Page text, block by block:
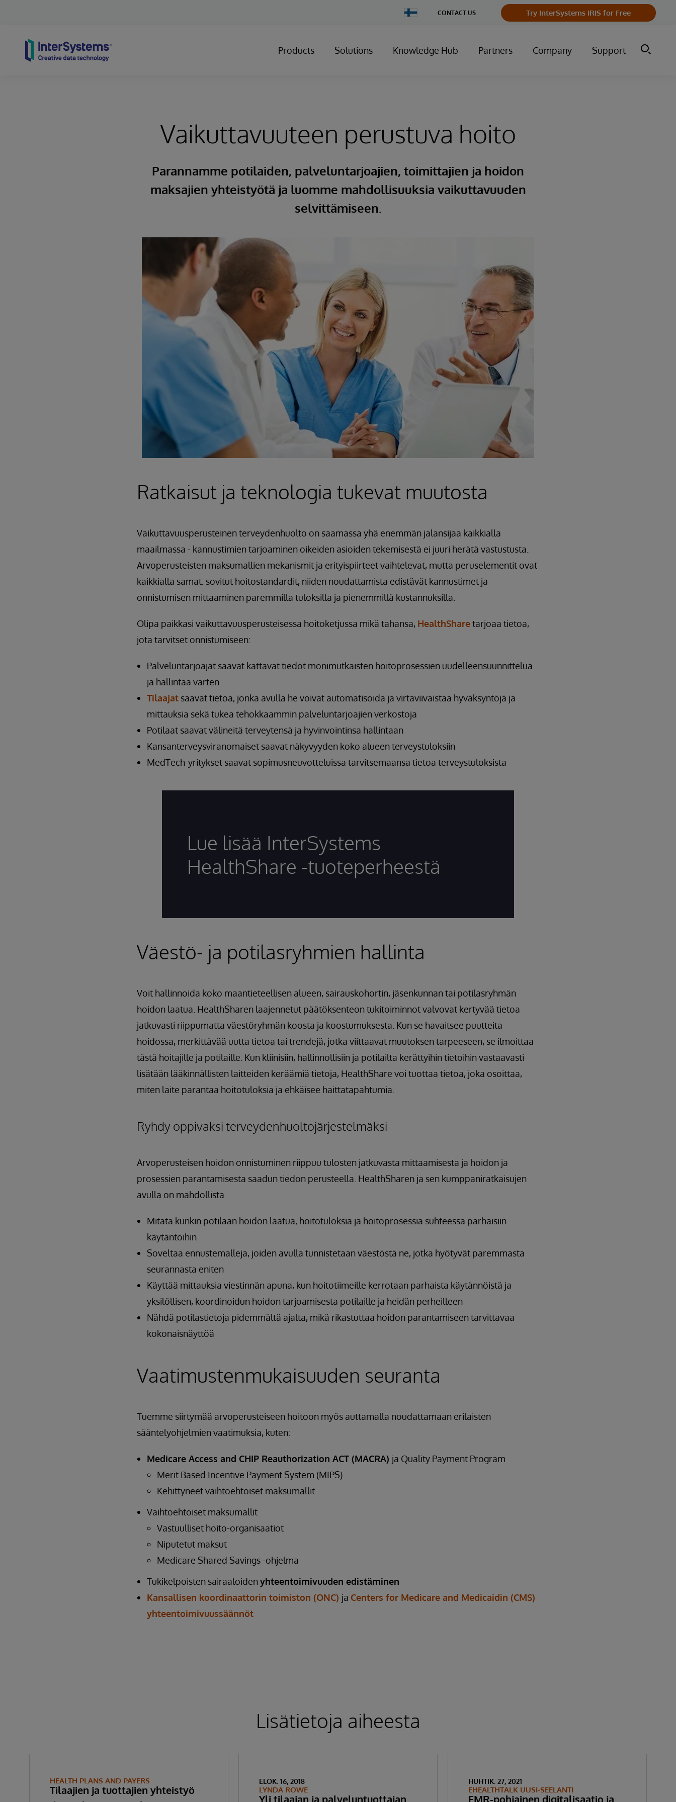
Change
Country
CONTACT US Try InterSystems IRIS for Free
Products Solutions Knowledge Hub Partners Company Support
Vaikuttavuuteen perustuva hoito
Parannamme potilaiden, palveluntarjoajien, toimittajien ja hoidon
maksajien yhteistyötä ja luomme mahdollisuuksia vaikuttavuuden
selvittämiseen.
Ratkaisut ja teknologia tukevat muutosta
Vaikuttavuusperusteinen terveydenhuolto on saamassa yhä enemmän jalansijaa kaikkialla
maailmassa - kannustimien tarjoaminen oikeiden asioiden tekemisestä ei juuri herätä vastustusta.
Arvoperusteisten maksumallien mekanismit ja erityispiirteet vaihtelevat, mutta peruselementit ovat
kaikkialla samat: sovitut hoitostandardit, niiden noudattamista edistävät kannustimet ja
onnistumisen mittaaminen paremmilla tuloksilla ja pienemmillä kustannuksilla.
Olipa paikkasi vaikuttavuusperusteisessa hoitoketjussa mikä tahansa, HealthSharetarjoaa tietoa,
jota tarvitset onnistumiseen:
Palveluntarjoajat saavat kattavat tiedot monimutkaisten hoitoprosessien uudelleensuunnittelua
ja hallintaa varten
Tilaajat saavat tietoa, jonka avulla he voivat automatisoida ja virtaviivaistaa hyväksyntöjä ja
mittauksia sekä tukea tehokkaammin palveluntarjoajien verkostoja
Potilaat saavat välineitä terveytensä ja hyvinvointinsa hallintaan
Kansanterveysviranomaiset saavat näkyvyyden koko alueen terveystuloksiin
MedTech-yritykset saavat sopimusneuvotteluissa tarvitsemaansa tietoa terveystuloksista
Lue lisää InterSystems
HealthShare -tuoteperheestä
Väestö- ja potilasryhmien hallinta
Voit hallinnoida koko maantieteellisen alueen, sairauskohortin, jäsenkunnan tai potilasryhmän
hoidon laatua. HealthSharen laajennetut päätöksenteon tukitoiminnot valvovat kertyvää tietoa
jatkuvasti riippumatta väestöryhmän koosta ja koostumuksesta. Kun se havaitsee puutteita
hoidossa, merkittävää uutta tietoa tai trendejä, jotka viittaavat muutoksen tarpeeseen, se ilmoittaa
tästä hoitajille ja potilaille. Kun kliinisiin, hallinnollisiin ja potilailta kerättyihin tietoihin vastaavasti
lisätään lääkinnällisten laitteiden keräämiä tietoja, HealthShare voi tuottaa tietoa, joka osoittaa,
miten laite parantaa hoitotuloksia ja ehkäisee haittatapahtumia.
Ryhdy oppivaksi terveydenhuoltojärjestelmäksi
Arvoperusteisen hoidon onnistuminen riippuu tulosten jatkuvasta mittaamisesta ja hoidon ja
prosessien parantamisesta saadun tiedon perusteella. HealthSharen ja sen kumppaniratkaisujen
avulla on mahdollista
Mitata kunkin potilaan hoidon laatua, hoitotuloksia ja hoitoprosessia suhteessa parhaisiin
käytäntöihin
Soveltaa ennustemalleja, joiden avulla tunnistetaan väestöstä ne, jotka hyötyvät paremmasta
seurannasta eniten
Käyttää mittauksia viestinnän apuna, kun hoitotiimeille kerrotaan parhaista käytännöistä ja
yksilöllisen, koordinoidun hoidon tarjoamisesta potilaille ja heidän perheilleen
Nähdä potilastietoja pidemmältä ajalta, mikä rikastuttaa hoidon parantamiseen tarvittavaa
kokonaisnäyttöä
Vaatimustenmukaisuuden seuranta
Tuemme siirtymää arvoperusteiseen hoitoon myös auttamalla noudattamaan erilaisten
sääntelyohjelmien vaatimuksia, kuten:
Medicare Access and CHIP Reauthorization ACT (MACRA) ja Quality Payment Program
Merit Based Incentive Payment System (MIPS)
Kehittyneet vaihtoehtoiset maksumallit
Vaihtoehtoiset maksumallit
Vastuulliset hoito-organisaatiot
Niputetut maksut
Medicare Shared Savings -ohjelma
Tukikelpoisten sairaaloidenyhteentoimivuuden edistäminen
Kansallisen koordinaattorin toimiston (ONC) ja Centers for Medicare and Medicaidin (CMS)
yhteentoimivuussäännöt
Lisätietoja aiheesta
HEALTH PLANS AND PAYERS
Tilaajien ja tuottajien yhteistyö
ELOK. 16, 2018
LYNDA ROWE
Yli tilaajan ja palveluntuottajan
HUHTIK. 27, 2021
EHEALTHTALK UUSI-SEELANTI
EMR-pohjainen digitalisaatio ja